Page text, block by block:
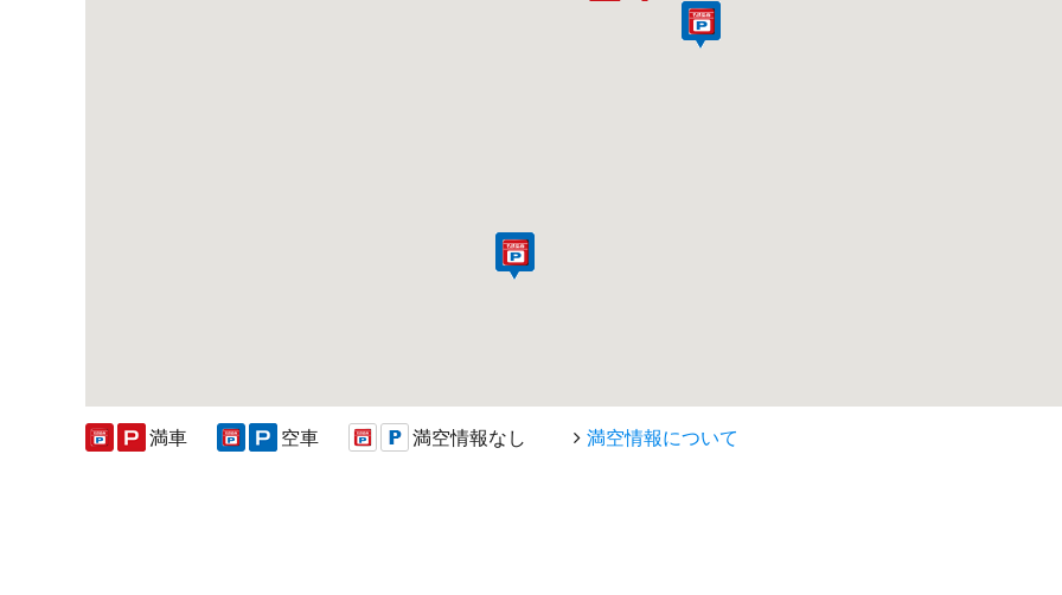
満車 空車 満空情報なし 満空情報について